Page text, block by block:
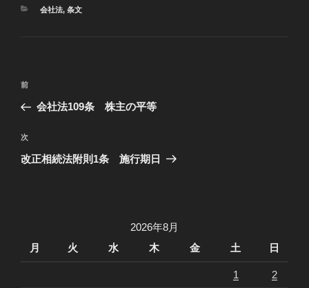
カ
会社法, 条文
投
ビ
ゲ
過
去
投
稿
前
会社法109条 株主の平等
次
の
次
改正相続法附則1条 施行期日
2026年8月
月
火 水 木 金 土 日
1 2